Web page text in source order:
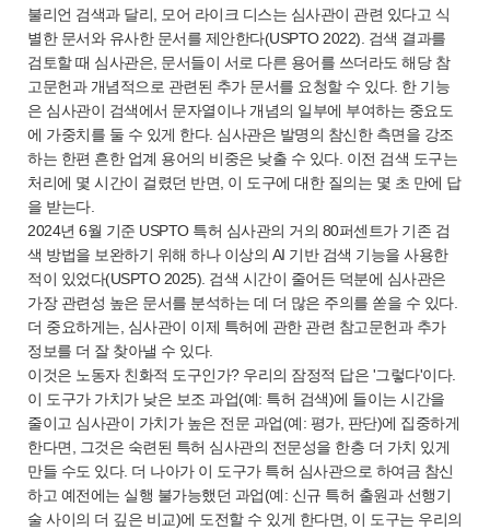
불리언 검색과 달리, 모어 라이크 디스는 심사관이 관련 있다고 식
별한 문서와 유사한 문서를 제안한다(USPTO 2022). 검색 결과를
검토할 때 심사관은, 문서들이 서로 다른 용어를 쓰더라도 해당 참
고문헌과 개념적으로 관련된 추가 문서를 요청할 수 있다. 한 기능
은 심사관이 검색에서 문자열이나 개념의 일부에 부여하는 중요도
에 가중치를 둘 수 있게 한다. 심사관은 발명의 참신한 측면을 강조
하는 한편 흔한 업계 용어의 비중은 낮출 수 있다. 이전 검색 도구는
처리에 몇 시간이 걸렸던 반면, 이 도구에 대한 질의는 몇 초 만에 답
을 받는다.
2024년 6월 기준 USPTO 특허 심사관의 거의 80퍼센트가 기존 검
색 방법을 보완하기 위해 하나 이상의 AI 기반 검색 기능을 사용한
적이 있었다(USPTO 2025). 검색 시간이 줄어든 덕분에 심사관은
가장 관련성 높은 문서를 분석하는 데 더 많은 주의를 쏟을 수 있다.
더 중요하게는, 심사관이 이제 특허에 관한 관련 참고문헌과 추가
정보를 더 잘 찾아낼 수 있다.
이것은 노동자 친화적 도구인가? 우리의 잠정적 답은 '그렇다'이다.
이 도구가 가치가 낮은 보조 과업(예: 특허 검색)에 들이는 시간을
줄이고 심사관이 가치가 높은 전문 과업(예: 평가, 판단)에 집중하게
한다면, 그것은 숙련된 특허 심사관의 전문성을 한층 더 가치 있게
만들 수도 있다. 더 나아가 이 도구가 특허 심사관으로 하여금 참신
하고 예전에는 실행 불가능했던 과업(예: 신규 특허 출원과 선행기
술 사이의 더 깊은 비교)에 도전할 수 있게 한다면, 이 도구는 우리의